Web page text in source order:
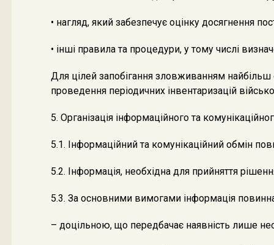
• нагляд, який забезпечує оцінку досягнення
• інші правила та процедури, у тому числі
Для цілей запобігання зловживанням найбільш
проведення періодичних інвентаризацій
5. Організація інформаційного та
5.1. Інформаційний та комунікаційний обмін
5.2. Інформація, необхідна для прийняття
5.3. За основними вимогами інформація
– доцільною, що передбачає наявність лише